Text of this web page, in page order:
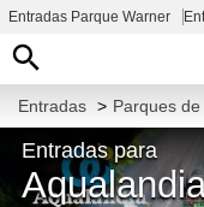
Entradas Parque Warner
Entradas > Parques
Entradas para